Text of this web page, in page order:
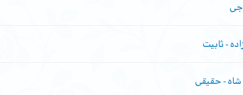
- ثابیت
شاه - حقیقی